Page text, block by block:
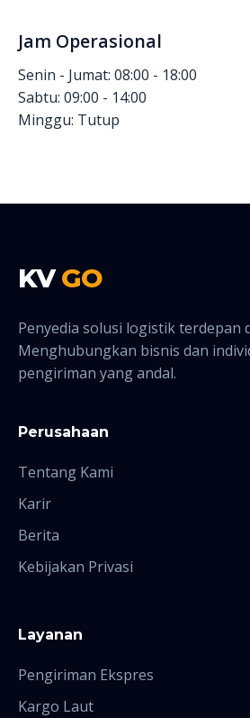
Jam Operasional
Senin - Jumat: 08:00 - 18:00
Sabtu: 09:00 - 14:00
Minggu: Tutup
KVGO
Penyedia solusi logistik terdepan
Menghubungkan bisnis dan
pengiriman yang andal.
Perusahaan
Tentang Kami
Karir
Berita
Kebijakan Privasi
Layanan
Pengiriman Ekspres
Kargo Laut